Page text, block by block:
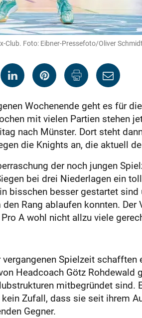
Club. Foto: Eibner-Pressefoto/Oliver
Wochenende geht es für
mit vielen Partien stehen
nach Münster. Dort steht
die Knights an, die aktuell
der noch jungen
bei drei Niederlagen ein
bisschen besser gestartet
Rang ablaufen konnten.
A wohl nicht allzu viele
Spielzeit
Headcoach Götz Rohdewald
mitbegründet sind.
Zufall, dass sie seit ihrem
Gegner.